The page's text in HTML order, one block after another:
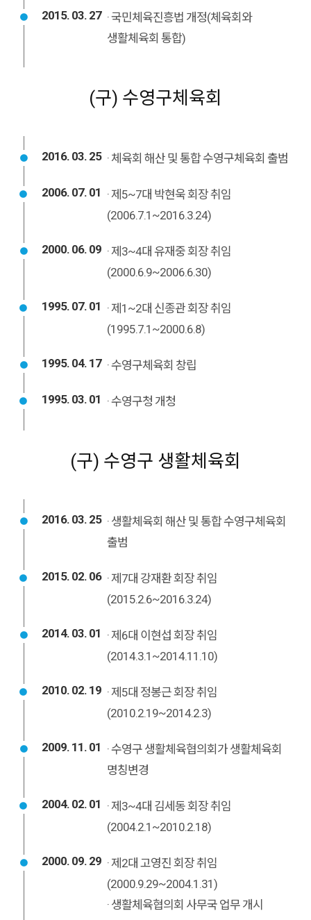
2015. 03. 27 · 국민체육진흥법 개정(체육회와
생활체육회 통합)
(구) 수영구체육회
2016. 03. 25 · 체육회 해산 및 통합 수영구체육회 출범
2006. 07. 01 · 제5~7대 박현욱 회장 취임
(2006.7.1~2016.3.24)
2000. 06. 09 · 제3~4대 유재중 회장 취임
(2000.6.9~2006.6.30)
1995. 07. 01 · 제1~2대 신종관 회장 취임
(1995.7.1~2000.6.8)
1995. 04. 17 · 수영구체육회 창립
1995. 03. 01 · 수영구청 개청
(구) 수영구 생활체육회
2016. 03. 25 · 생활체육회 해산 및 통합 수영구체육회
출범
2015. 02. 06 · 제7대 강재환 회장 취임
(2015.2.6~2016.3.24)
2014. 03. 01 · 제6대 이현섭 회장 취임
(2014.3.1~2014.11.10)
2010. 02. 19 · 제5대 정봉근 회장 취임
(2010.2.19~2014.2.3)
2009. 11. 01 · 수영구 생활체육협의회가 생활체육회
명칭변경
2004. 02. 01 · 제3~4대 김세동 회장 취임
(2004.2.1~2010.2.18)
2000. 09. 29 · 제2대 고영진 회장 취임
(2000.9.29~2004.1.31)
· 생활체육협의회 사무국 업무 개시